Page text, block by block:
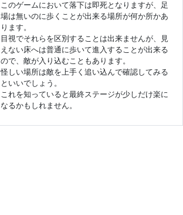
このゲームにおいて落下は即死となりますが、足
場は無いのに歩くことが出来る場所が何か所かあ
ります。
目視でそれらを区別することは出来ませんが、見
えない床へは普通に歩いて進入することが出来る
ので、敵が入り込むこともあります。
怪しい場所は敵を上手く追い込んで確認してみる
といいでしょう。
これを知っていると最終ステージが少しだけ楽に
なるかもしれません。